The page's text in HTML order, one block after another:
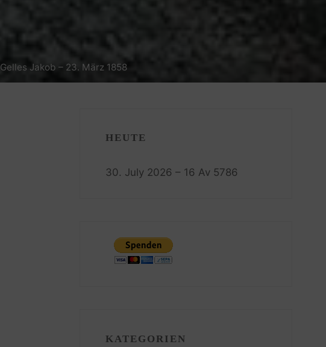
Gelles Jakob – 23. März 1858
HEUTE
30. July 2026 – 16 Av 5786
KATEGORIEN